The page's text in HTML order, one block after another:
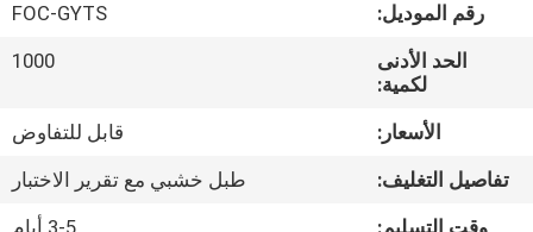
المعمل
مراقبة
الجودة
رقم الموديل:
FOC-GYTS
الحد الأدنى
لكمية:
1000
الأسعار:
قابل للتفاوض
تفاصيل التغليف:
طبل خشبي مع تقرير الاختبار